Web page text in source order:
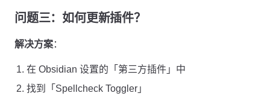
问题三：如何更新插件？
解决方案：
在 Obsidian 设置的「第三方插件」中
找到「Spellcheck Toggler」